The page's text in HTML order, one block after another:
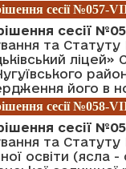
сесії №057-
сесії
та
ліцей»
його в
сесії №058-
сесії
та
освіти (ясла